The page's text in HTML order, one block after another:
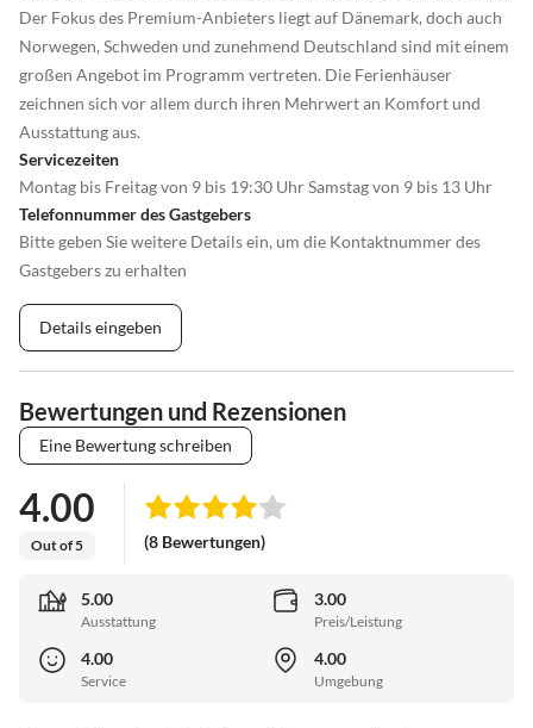
Der Fokus des Premium-Anbieters liegt auf Dänemark, doch auch
Norwegen, Schweden und zunehmend Deutschland sind mit einem
großen Angebot im Programm vertreten. Die Ferienhäuser
zeichnen sich vor allem durch ihren Mehrwert an Komfort und
Ausstattung aus.
Servicezeiten
Montag bis Freitag von 9 bis 19:30 Uhr Samstag von 9 bis 13 Uhr
Telefonnummer des Gastgebers
Bitte geben Sie weitere Details ein, um die Kontaktnummer des
Gastgebers zu erhalten
Details eingeben
Bewertungen und Rezensionen
Eine Bewertung schreiben
4.00
Out of 5 (8 Bewertungen)
5.00
Ausstattung
3.00
Preis/Leistung
4.00
Service
4.00
Umgebung